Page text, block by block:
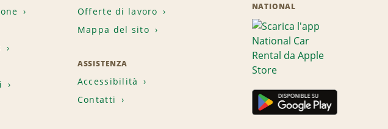
Offerte di lavoro
Mappa del sito
ASSISTENZA
Accessibilità
Contatti
NATIONAL